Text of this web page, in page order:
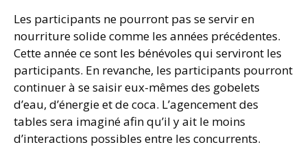
Les participants ne pourront pas se servir en
nourriture solide comme les années précédentes.
Cette année ce sont les bénévoles qui serviront les
participants. En revanche, les participants pourront
continuer à se saisir eux-mêmes des gobelets
d’eau, d’énergie et de coca. L’agencement des
tables sera imaginé afin qu’il y ait le moins
d’interactions possibles entre les concurrents.